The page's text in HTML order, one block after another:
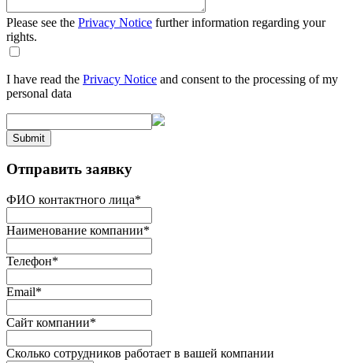
Please see the Privacy Notice further information regarding your
rights.
I have read the Privacy Notice and consent to the processing of my
personal data
Submit
Отправить заявку
ФИО контактного лица*
Наименование компании*
Телефон*
Email*
Сайт компании*
Сколько сотрудников работает в вашей компании